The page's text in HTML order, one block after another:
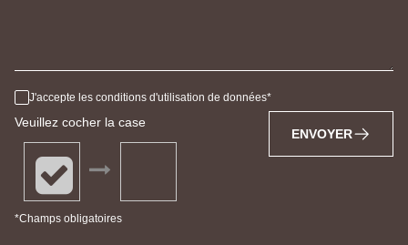
J'accepte les conditions d'utilisation de données
Veuillez cocher la case
*Champs obligatoires
ENVOYER